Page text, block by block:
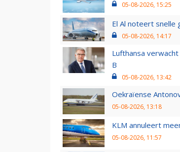
05-08-2026, 15:25
El Al noteert snelle
05-08-2026, 14:17
Lufthansa
B
05-08-2026, 13:42
Oekraïense
05-08-2026, 13:18
KLM annuleert
05-08-2026, 11:57